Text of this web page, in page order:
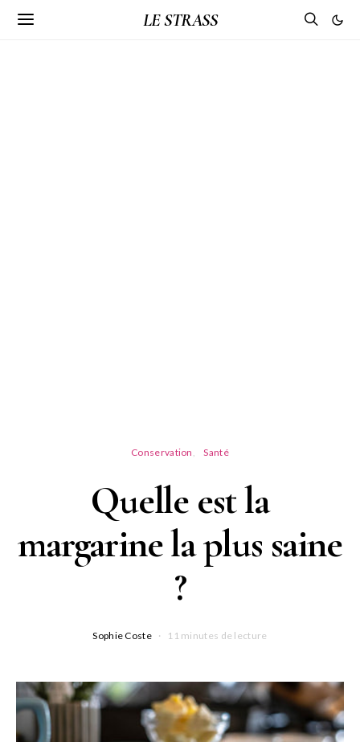
LE STRASS
Conservation Santé
Quelle est la
margarine la plus saine
?
Sophie Coste 11 minutes de lecture